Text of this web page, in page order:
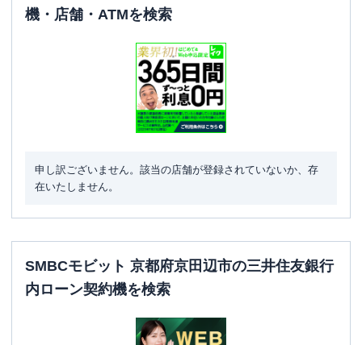
機・店舗・ATMを検索
申し訳ございません。該当の店舗が登録されていないか、存
在いたしません。
SMBCモビット 京都府京田辺市の三井住友銀行
内ローン契約機を検索